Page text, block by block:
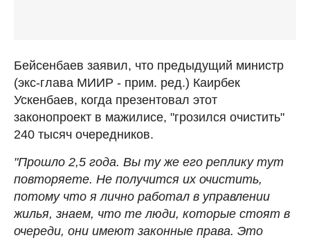
Бейсенбаев заявил, что предыдущий министр
(экс-глава МИИР - прим. ред.) Каирбек
Ускенбаев, когда презентовал этот
законопроект в мажилисе, "грозился очистить"
240 тысяч очередников.
"Прошло 2,5 года. Вы ту же его реплику тут
повторяете. Не получится их очистить,
потому что я лично работал в управлении
жилья, знаем, что те люди, которые стоят в
очереди, они имеют законные права. Это